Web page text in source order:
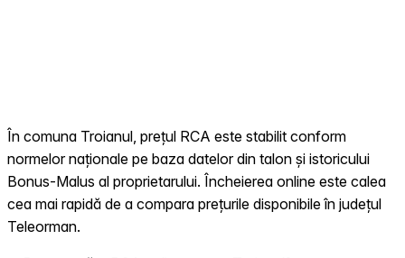
În comuna Troianul, prețul RCA este stabilit conform
normelor naționale pe baza datelor din talon și istoricului
Bonus-Malus al proprietarului. Încheierea online este calea
cea mai rapidă de a compara prețurile disponibile în județul
Teleorman.